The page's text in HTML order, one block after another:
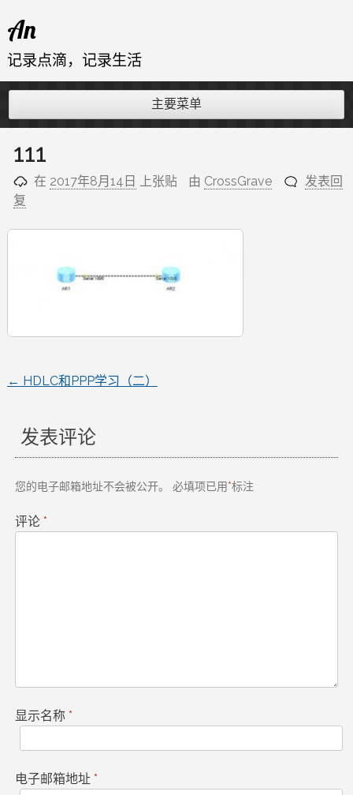
至
内
An
记录点滴，记录生活
主要菜单
111
在 2017年8月14日 上张贴 由 CrossGrave
发表回
复
文
章
导
← HDLC和PPP学习（二）
发表评论
您的电子邮箱地址不会被公开。 必填项已用*标注
评论 *
显示名称 *
电子邮箱地址 *